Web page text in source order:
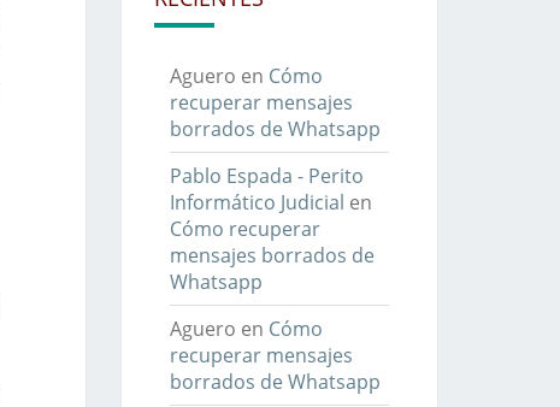
Aguero en Cómo
recuperar mensajes
borrados de Whatsapp
Pablo Espada - Perito
Informático Judicial en
Cómo recuperar
mensajes borrados de
Whatsapp
Aguero en Cómo
recuperar mensajes
borrados de Whatsapp